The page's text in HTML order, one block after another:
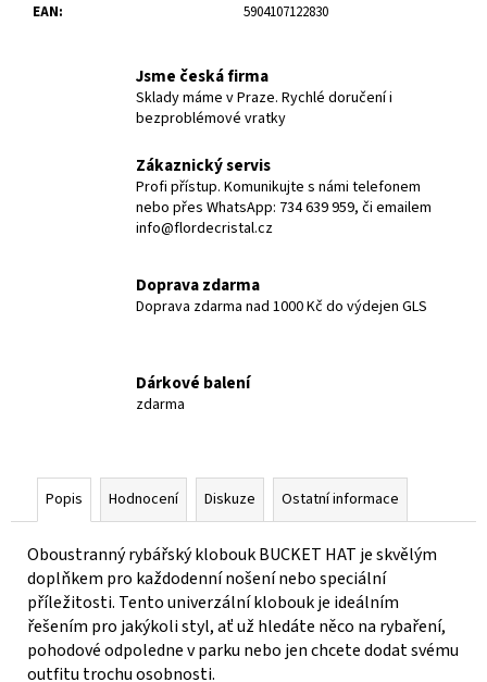
EAN: 5904107122830
Jsme česká firma
Sklady máme v Praze. Rychlé doručení i
bezproblémové vratky
Zákaznický servis
Profi přístup. Komunikujte s námi telefonem
nebo přes WhatsApp: 734 639 959, či emailem
info@flordecristal.cz
Doprava zdarma
Doprava zdarma nad 1000 Kč do výdejen GLS
Dárkové balení
zdarma
Popis Hodnocení Diskuze Ostatní informace
Oboustranný rybářský klobouk BUCKET HAT je skvělým
doplňkem pro každodenní nošení nebo speciální
příležitosti. Tento univerzální klobouk je ideálním
řešením pro jakýkoli styl, ať už hledáte něco na rybaření,
pohodové odpoledne v parku nebo jen chcete dodat svému
outfitu trochu osobnosti.